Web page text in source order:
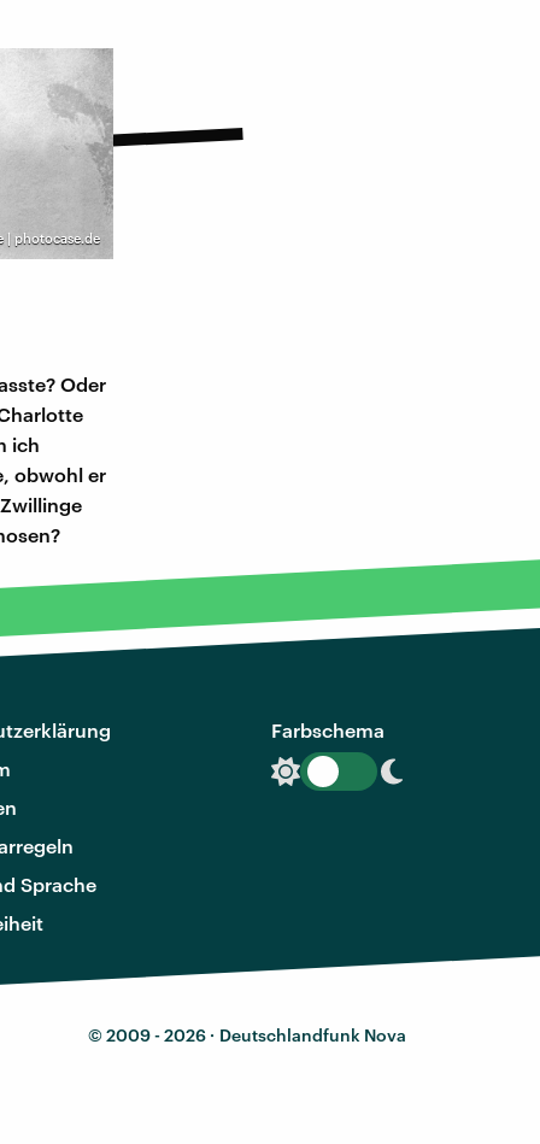
| photocase.de
Oder
ich
obwohl er
Sprache
Farbschema
© 2009 - 2026 · Deutschlandfunk Nova